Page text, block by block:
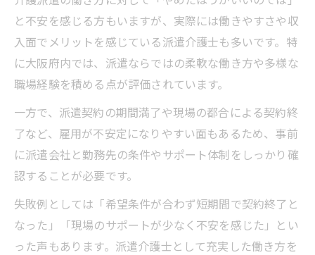
と不安を感じる方もいますが、実際には働きやすさや収
入面でメリットを感じている派遣介護士も多いです。特
に大阪府内では、派遣ならではの柔軟な働き方や多様な
職場経験を積める点が評価されています。
一方で、派遣契約の期間満了や現場の都合による契約終
了など、雇用が不安定になりやすい面もあるため、事前
に派遣会社と勤務先の条件やサポート体制をしっかり確
認することが必要です。
失敗例としては「希望条件が合わず短期間で契約終了と
なった」「現場のサポートが少なく不安を感じた」とい
った声もあります。派遣介護士として充実した働き方を